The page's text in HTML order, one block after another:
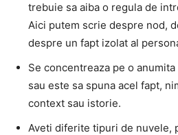
trebuie sa aiba o regula de
Aici putem scrie despre nod,
despre un fapt izolat al
Se concentreaza pe o anumita
sau este sa spuna acel fapt,
context sau istorie.
Aveti diferite tipuri de nuvele,